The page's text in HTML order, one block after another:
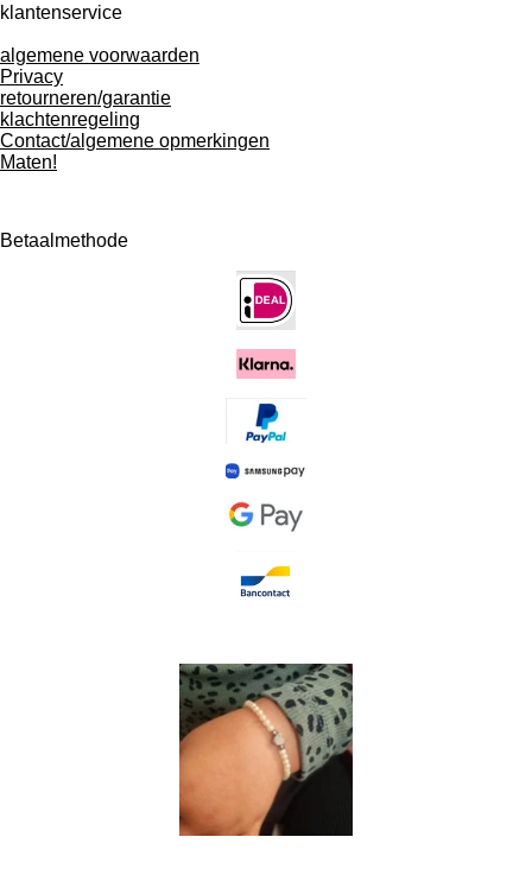
klantenservice
algemene voorwaarden
Privacy
retourneren/garantie
klachtenregeling
Contact/algemene opmerkingen
Maten!
Betaalmethode